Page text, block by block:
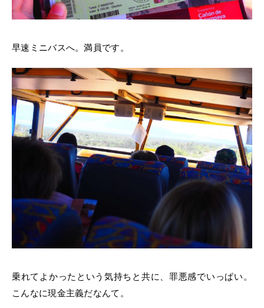
早速ミニバスへ。満員です。
乗れてよかったという気持ちと共に、罪悪感でいっぱい。
こんなに現金主義だなんて。